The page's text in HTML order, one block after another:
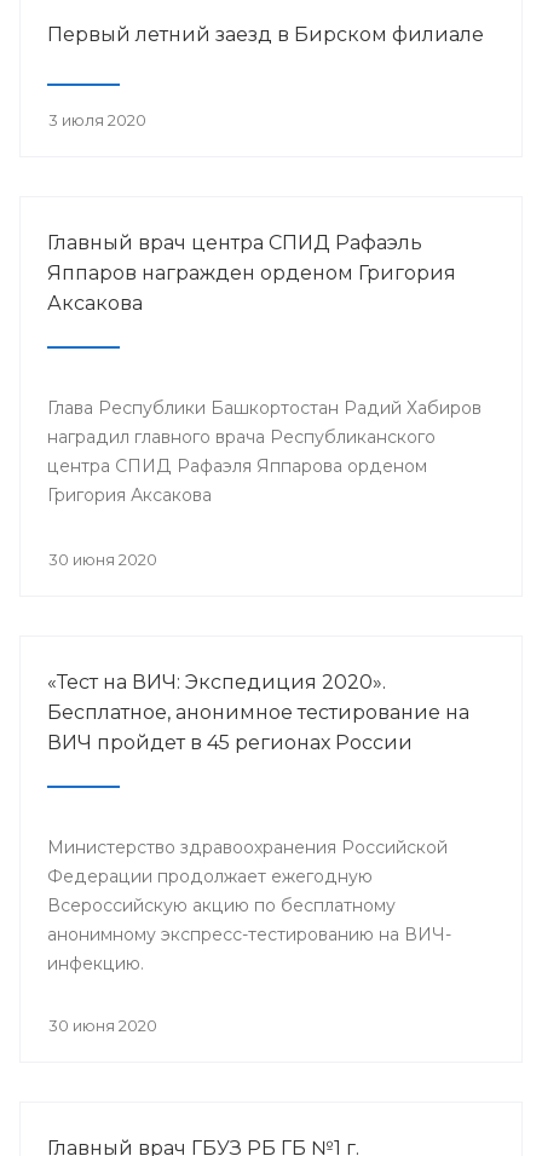
Первый летний заезд в Бирском филиале
3 июля 2020
Главный врач центра СПИД Рафаэль
Яппаров награжден орденом Григория
Аксакова
Глава Республики Башкортостан Радий Хабиров
наградил главного врача Республиканского
центра СПИД Рафаэля Яппарова орденом
Григория Аксакова
30 июня 2020
«Тест на ВИЧ: Экспедиция 2020».
Бесплатное, анонимное тестирование на
ВИЧ пройдет в 45 регионах России
Министерство здравоохранения Российской
Федерации продолжает ежегодную
Всероссийскую акцию по бесплатному
анонимному экспресс-тестированию на ВИЧ-
инфекцию.
30 июня 2020
Главный врач ГБУЗ РБ ГБ №1 г.